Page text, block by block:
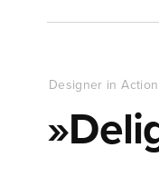
Designer in Action